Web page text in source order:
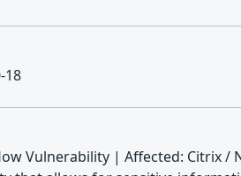
18
Vulnerability | Affected: Citrix